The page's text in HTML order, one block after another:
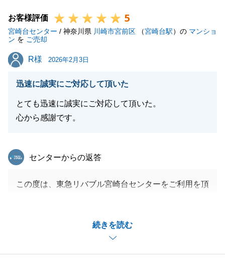
閉じる
お客様評価 5
宮崎台センター / 神奈川県 川崎市宮前区 （宮崎台駅）の マンショ
ン を ご売却
R様
R様 2026年2月3日
迅速に誠実にご対応して頂いた
とても迅速に誠実にご対応して頂いた。
心から感謝です。
続きを読む
東急リバブル
センターからの返答
この度は、東急リバブル宮崎台センターをご利用を頂
にありがとうございます。
温かいお言葉を頂戴し、大変励みになります。
今後とも、より一層ご満足いただけるよう努めてまい